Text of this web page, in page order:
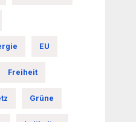
EU
Freiheit
Grüne